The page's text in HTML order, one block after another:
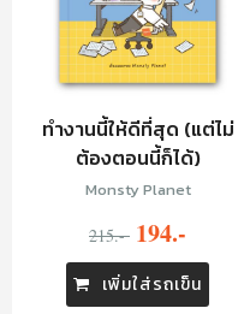
ทำงานนี้ให้ดีที่สุด (แต่ไม่
ต้องตอนนี้ก็ได้)
Monsty Planet
215.- 194.-
เพิ่มใส่รถเข็น